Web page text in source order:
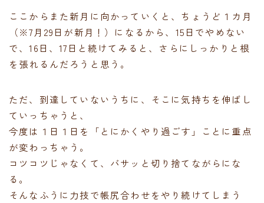
ここからまた新月に向かっていくと、ちょうど１カ月
（※7月29日が新月！）になるから、15日でやめない
で、16日、17日と続けてみると、さらにしっかりと根
を張れるんだろうと思う。
ただ、到達していないうちに、そこに気持ちを伸ばし
ていっちゃうと、
今度は１日１日を「とにかくやり過ごす」ことに重点
が変わっちゃう。
コツコツじゃなくて、バサッと切り捨てながらにな
る。
そんなふうに力技で帳尻合わせをやり続けてしまう